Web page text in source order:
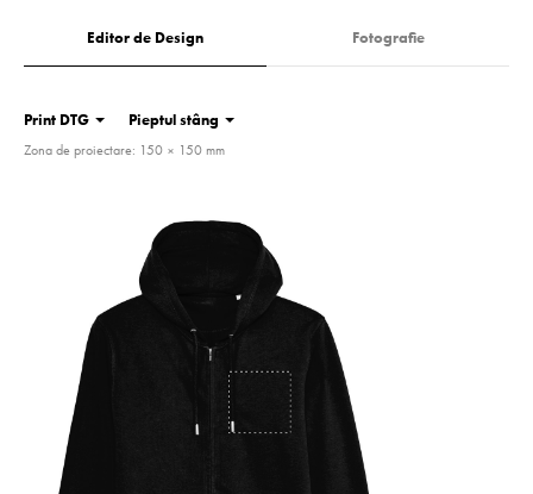
Editor de Design Fotografie
Print DTG Pieptul stâng
Zona de proiectare: 150 × 150 mm